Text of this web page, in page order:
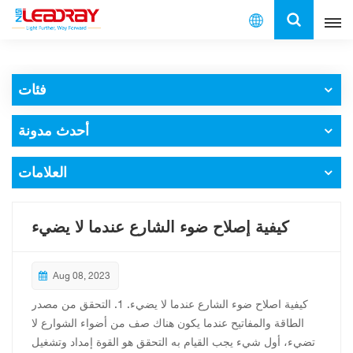
العربية
فئات
أحدث مدونة
العلامات
كيفية إصلاح ضوء الشارع عندما لا يضيء
Aug 08, 2023
كيفية اصلاح ضوء الشارع عندما لا يضيء. 1. التحقق من مصدر
الطاقة والمفاتيح عندما يكون هناك صف من أضواء الشوارع لا
تضيء، أول شيء يجب القيام به التحقق هو القوة إمداد وتشغيل